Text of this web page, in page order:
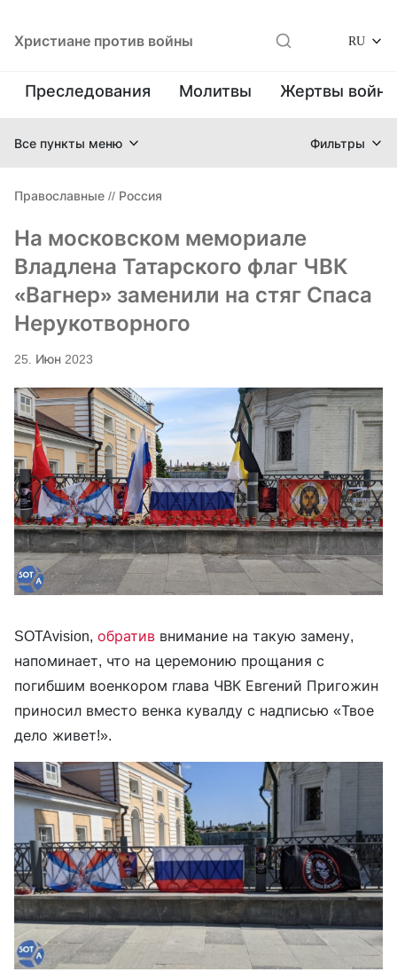
Христиане против войны RU
Преследования Молитвы Жертвы
Все пункты меню Фильтры
Православные // Россия
На московском мемориале
Владлена Татарского флаг ЧВК
«Вагнер» заменили на стяг Спаса
Нерукотворного
25. Июн 2023
SOTAvision, обратив внимание на такую замену,
напоминает, что на церемонию прощания с
погибшим военкором глава ЧВК Евгений Пригожин
приносил вместо венка кувалду с надписью «Твое
дело живет!».